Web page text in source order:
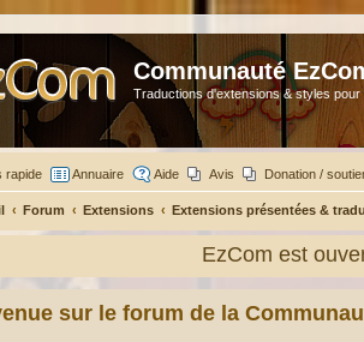
Communauté
Traductions d'extensions & styles pour
rapide Annuaire Aide Avis Donation /
Forum Extensions Extensions présentées &
EzCom est
sur le forum de la